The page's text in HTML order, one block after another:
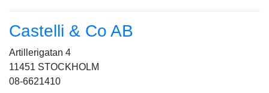
Castelli & Co AB
Artillerigatan 4
11451 STOCKHOLM
08-6621410